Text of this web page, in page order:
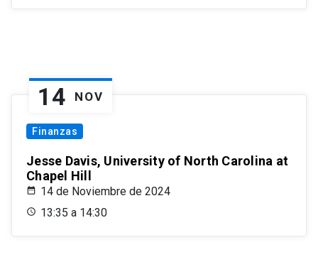
14 NOV
Finanzas
Jesse Davis, University of North Carolina at
Chapel Hill
14 de Noviembre de 2024
13:35 a 14:30